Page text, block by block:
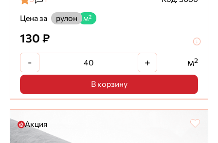
Цена за
рулон м²
130 ₽
- + м²
В корзину
Акция